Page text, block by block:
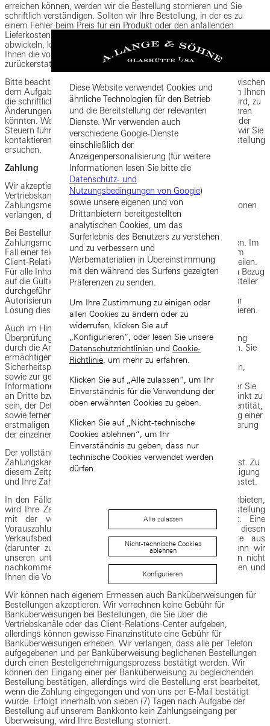
erreichen können, werden wir die Bestellung stornieren und Sie
schriftlich verständigen. Sollten wir Ihre Bestellung, in der es zu
einem Fehler beim Preis für ein Produkt oder den anfallenden
Lieferkosten gekommen ist, fälschlicherweise annehmen und
abwickeln, können wir die Lieferung des Produkts stornieren und
Ihnen die vollständige, von Ihnen bereits bezahlte Summe
zurückerstatten.
Bitte beachten Sie, dass Änderungen des geltenden Rechts zwischen
dem Aufgabedatum Ihrer Bestellung und dem Datum, an dem Ihnen
die schriftliche Bestell- und Versandbestätigung zugesendet wird, zu
Änderungen der mit Ihrer Bestellung verbundenen Steuern führen
könnten. Wenn die resultierende Änderung zu einer Erhöhung der
Steuern führt, die Ihnen in Rechnung gestellt werden, werden wir Sie
kontaktieren und Sie um eine neuerliche Bestätigung Ihrer Bestellung
ersuchen.
Zahlung
Wir akzeptieren die im Rahmen des Bestellverfahrens über die
Vertriebskanäle genannten Zahlungsmethoden. Je nach der
Zahlungsmethode können wir von Ihnen zusätzliche Informationen
verlangen, darunter bestimmte Formen zur Identifizierung.
Bei Bestellungen über die Plattformen müssen Sie die
Zahlungsmodalitäten in das entsprechende Formular eintragen. Im
Fall einer telefonisch aufgegebenen Bestellung müssen Sie dem
Client-Relations-Center Ihre vollständigen Zahlungsdaten mitteilen.
Für alle Inhaber einer Zahlungskarte werden Überprüfungen in Bezug
auf die Gültigkeit und die Genehmigung durch den Kartenaussteller
durchgeführt. Wenn der Aussteller Ihrer Zahlungskarte die
Autorisierung einer Zahlung an uns verweigert, müssen Sie zur
Lösung dieses Problems Ihren Kartenaussteller direkt kontaktieren.
Auch im Hinblick auf andere Zahlungsmethoden können
Überprüfungen in Bezug auf die Gültigkeit und die Genehmigung
durch die Anbieter des Zahlungssystems durchgeführt werden. Sie
ermächtigen uns ausdrücklich zur Durchführung von
Sicherheitsprüfungen, soweit wir diese für erforderlich erachten,
sowie zur gelegentlichen Übermittlung oder Beschaffung von
Informationen (einschließlich aktualisierter Informationen) über Sie
an Dritte bzw. von Dritten, einschließlich, ohne darauf beschränkt zu
sein, der Details Ihrer Zahlungskarte, zur Bestätigung Ihrer Identität,
sowie ferner zur Validierung Ihrer Zahlungskarte, zur Erlangung einer
erstmaligen Autorisierung der Zahlungskarte und zur Autorisierung
der einzelnen Kauftransaktionen.
Der vollständige Betrag Ihres Einkaufs wird so lange auf Ihrer
Zahlungskarte blockiert, bis Ihre Bestellung versandt worden ist. Zu
diesem Zeitpunkt erhalten Sie eine Bestell- und Versandbestätigung
und Ihre Zahlungskarte wird mit dem jeweiligen Kaufpreis belastet.
In den Fällen, in denen wir PayPal als Zahlungsmethode anbieten,
wird Ihre Zahlungskarte unverzüglich nach Aufgabe der Bestellung
mit der vollständigen Summe Ihres Einkaufs belastet. Eine
Vorauszahlung wirkt sich im Einklang mit diesen
Verkaufsbedingungen nicht auf Ihre gesetzlichen Rechte aus
(darunter zum Beispiel ein Recht auf Rückerstattung). Wenn wir
unseren unten dargelegten Versand- und/oder Lieferpflichten nicht
nachkommen können, werden wir Sie per E-Mail verständigen und
Ihnen die Vorauszahlung unverzüglich zurückerstatten.
Wir können nach eigenem Ermessen auch Banküberweisungen für
Bestellungen akzeptieren. Wir verrechnen keine Gebühr für
Banküberweisungen bei Bestellungen, die Sie über die
Vertriebskanäle oder das Client-Relations-Center aufgeben,
allerdings können gewisse Finanzinstitute eine Gebühr für
Banküberweisungen erheben. Wir verlangen, dass alle per Telefon
aufgegebenen und per Banküberweisung beglichenen Bestellungen
durch einen Bestellgenehmigungsprozess bestätigt werden. Wir
können den Eingang einer per Banküberweisung zu begleichenden
Bestellung bestätigen, allerdings wird die Bestellung erst bearbeitet,
wenn die Zahlung eingegangen und von uns per E-Mail bestätigt
wurde. Erfolgt innerhalb von sieben (7) Tagen nach Aufgabe der
Bestellung auf unserem Bankkonto kein Zahlungseingang per
Überweisung, wird Ihre Bestellung storniert.
Diese Website verwendet Cookies und
ähnliche Technologien für den Betrieb
und die Bereitstellung der relevanten
Dienste. Wir verwenden auch
verschiedene Google-Dienste
einschließlich der
Anzeigenpersonalisierung (für weitere
Informationen lesen Sie bitte die
Datenschutz- und
Nutzungsbedingungen von Google)
sowie unsere eigenen und von
Drittanbietern bereitgestellten
analytischen Cookies, um das
Surferlebnis des Benutzers zu verstehen
und zu verbessern und
Werbematerialien in Übereinstimmung
mit den während des Surfens gezeigten
Präferenzen zu senden.
Um Ihre Zustimmung zu einigen oder
allen Cookies zu ändern oder zu
widerrufen, klicken Sie auf
„Konfigurieren“, oder lesen Sie unsere
Datenschutzrichtlinien und Cookie-
Richtlinie , um mehr zu erfahren.
Klicken Sie auf „Alle zulassen“, um Ihr
Einverständnis für die Verwendung der
oben erwähnten Cookies zu geben.
Klicken Sie auf „Nicht-technische
Cookies ablehnen“, um Ihr
Einverständnis zu geben, dass nur
technische Cookies verwendet werden
dürfen.
Alle zulassen
Nicht-technische Cookies
ablehnen
Konfigurieren